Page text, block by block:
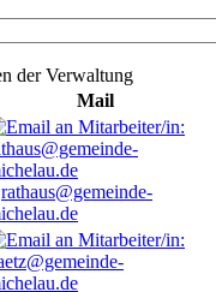
der Verwaltung
Mail
rathaus@gemeinde-